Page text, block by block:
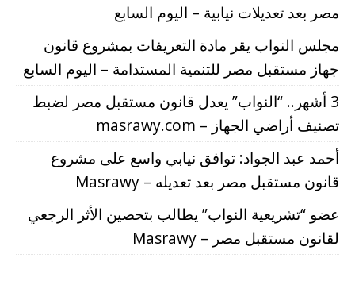
مصر بعد تعديلات نيابية – اليوم السابع
مجلس النواب يقر مادة التعريفات بمشروع قانون
جهاز مستقبل مصر للتنمية المستدامة – اليوم السابع
3 أشهر.. “النواب” يعدل قانون مستقبل مصر لضبط
تصنيف أراضي الجهاز – masrawy.com
أحمد عبد الجواد: توافق نيابي واسع على مشروع
قانون مستقبل مصر بعد تعديله – Masrawy
عضو “تشريعية النواب” يطالب بتحصين الأثر الرجعي
لقانون مستقبل مصر – Masrawy